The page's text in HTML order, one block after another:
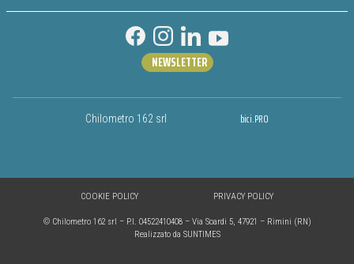
Chilometro 162 srl bici.PRO
NEWSLETTER
© Chilometro 162 srl – P.I. 04522410408 – Via Soardi 5, 47921 – Rimini (RN)
Realizzato da SUNTIMES
COOKIE POLICY PRIVACY POLICY